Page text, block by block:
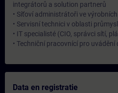
integrátorů a solution partnerů
• Síťoví administrátoři ve
• Servisní technici v oblasti
• IT specialisté (CIO, správci sítí,
• Techniční pracovnící pro
Data en registratie